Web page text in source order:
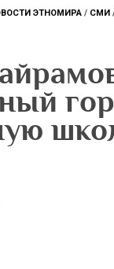
ЭТНОМИРА СМИ